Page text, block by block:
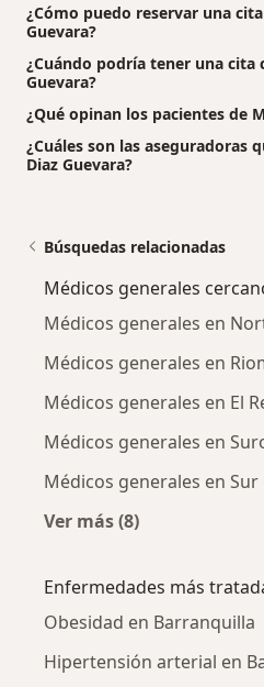
¿Cómo puedo reservar una
Guevara?
¿Cuándo podría tener una cita
Guevara?
¿Qué opinan los pacientes de
¿Cuáles son las aseguradoras
Diaz Guevara?
Búsquedas relacionadas
Médicos generales
Médicos generales en
Médicos generales en
Médicos generales en El
Médicos generales en
Médicos generales en
Ver más (8)
Enfermedades más
Obesidad en Barranquilla
Hipertensión arterial en